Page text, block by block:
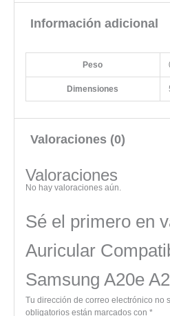
Información adicional
Peso
Dimensiones
Valoraciones (0)
Valoraciones
No hay valoraciones aún.
Sé el primero en
Auricular
Samsung A20e
Tu dirección de correo electrónico no
obligatorios están marcados con *